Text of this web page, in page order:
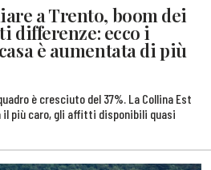
a Trento, boom dei
differenze: ecco i
è aumentata di più
è cresciuto del 37%. La Collina Est
più caro, gli affitti disponibili quasi